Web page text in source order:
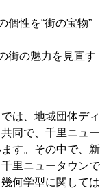
個性を“街の宝物”
街の魅力を見直す
は、地域団体ディ
同で、千里ニュー
す。その中で、新
里ニュータウンで
何学型に関しては